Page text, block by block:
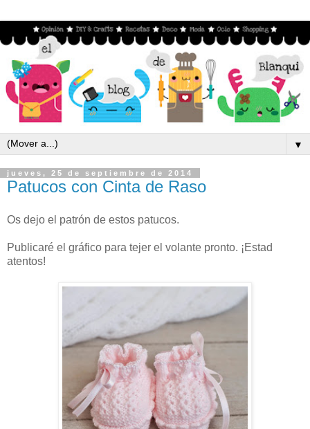
▼
jueves, 25 de septiembre de 2014
Patucos con Cinta de Raso
Os dejo el patrón de estos patucos.
Publicaré el gráfico para tejer el volante pronto. ¡Estad
atentos!